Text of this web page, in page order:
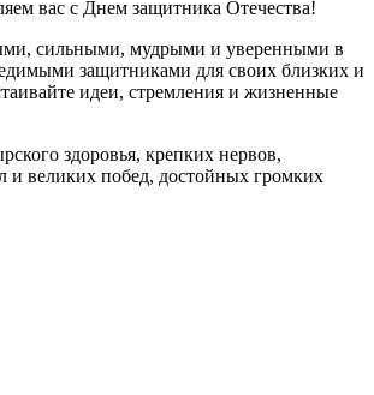
вас с Днем защитника Отечества!
сильными, мудрыми и уверенными в
защитниками для своих близких и
идеи, стремления и жизненные
здоровья, крепких нервов,
и великих побед, достойных громких